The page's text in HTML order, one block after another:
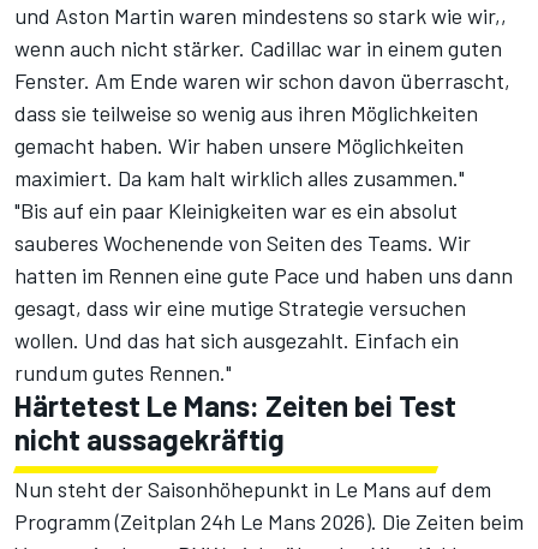
und Aston Martin waren mindestens so stark wie wir,,
wenn auch nicht stärker. Cadillac war in einem guten
Fenster. Am Ende waren wir schon davon überrascht,
dass sie teilweise so wenig aus ihren Möglichkeiten
gemacht haben. Wir haben unsere Möglichkeiten
maximiert. Da kam halt wirklich alles zusammen."
"Bis auf ein paar Kleinigkeiten war es ein absolut
sauberes Wochenende von Seiten des Teams. Wir
hatten im Rennen eine gute Pace und haben uns dann
gesagt, dass wir eine mutige Strategie versuchen
wollen. Und das hat sich ausgezahlt. Einfach ein
rundum gutes Rennen."
Härtetest Le Mans: Zeiten bei Test
nicht aussagekräftig
Nun steht der Saisonhöhepunkt in Le Mans auf dem
Programm (Zeitplan 24h Le Mans 2026). Die Zeiten beim